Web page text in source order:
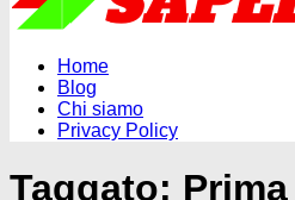
Home
Blog
Chi siamo
Privacy Policy
Taggato: